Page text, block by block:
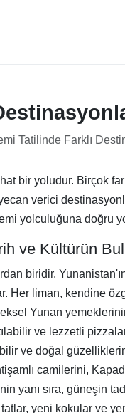
Tatilinde Farklı
bir yoludur. Birçok
verici
yolculuğuna doğru
ve Kültürün
biridir.
Her liman, kendine
Yunan
ve lezzetli
ve doğal
camilerini,
yanı sıra, güneşin
yeni kokular ve